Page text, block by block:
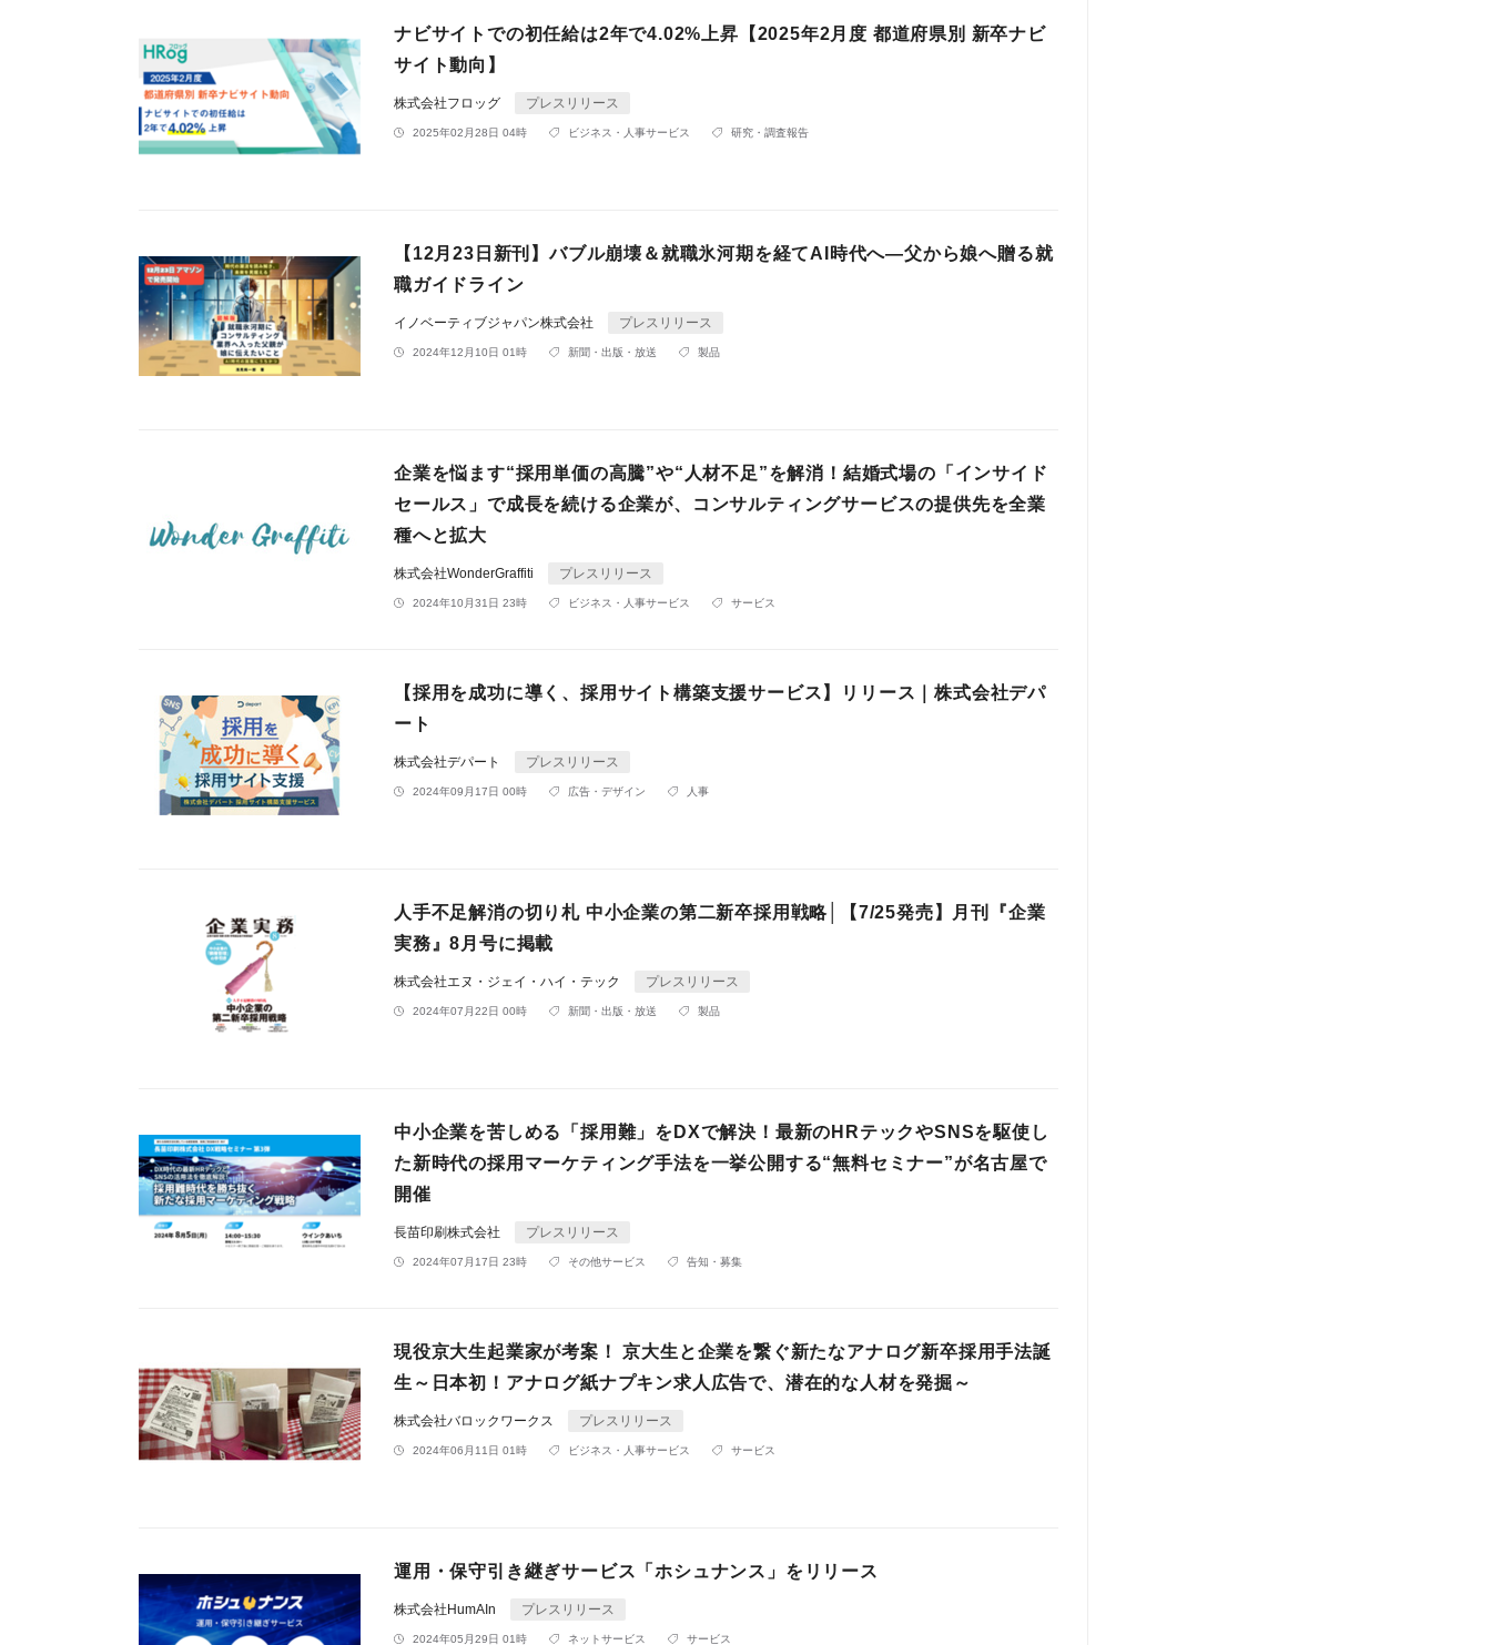
ナビサイトでの初任給は2年で4.02%上昇【2025年2月度 都道府県別 新卒ナビ
サイト動向】
株式会社フロッグ プレスリリース
2025年02月28日 04時 ビジネス・人事サービス 研究・調査報告
【12月23日新刊】バブル崩壊＆就職氷河期を経てAI時代へ―父から娘へ贈る就
職ガイドライン
イノベーティブジャパン株式会社 プレスリリース
2024年12月10日 01時 新聞・出版・放送 製品
企業を悩ます“採用単価の高騰”や“人材不足”を解消！結婚式場の「インサイド
セールス」で成長を続ける企業が、コンサルティングサービスの提供先を全業
種へと拡大
株式会社WonderGraffiti プレスリリース
2024年10月31日 23時 ビジネス・人事サービス サービス
【採用を成功に導く、採用サイト構築支援サービス】リリース｜株式会社デパ
ート
株式会社デパート プレスリリース
2024年09月17日 00時 広告・デザイン 人事
人手不足解消の切り札 中小企業の第二新卒採用戦略│【7/25発売】月刊『企業
実務』8月号に掲載
株式会社エヌ・ジェイ・ハイ・テック プレスリリース
2024年07月22日 00時 新聞・出版・放送 製品
中小企業を苦しめる「採用難」をDXで解決！最新のHRテックやSNSを駆使し
た新時代の採用マーケティング手法を一挙公開する“無料セミナー”が名古屋で
開催
長苗印刷株式会社 プレスリリース
2024年07月17日 23時 その他サービス 告知・募集
現役京大生起業家が考案！ 京大生と企業を繋ぐ新たなアナログ新卒採用手法誕
生～日本初！アナログ紙ナプキン求人広告で、潜在的な人材を発掘～
株式会社バロックワークス プレスリリース
2024年06月11日 01時 ビジネス・人事サービス サービス
運用・保守引き継ぎサービス「ホシュナンス」をリリース
株式会社HumAIn プレスリリース
2024年05月29日 01時 ネットサービス サービス